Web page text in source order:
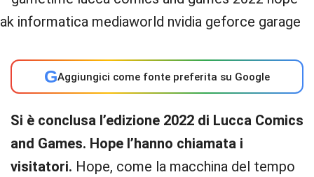
GAggiungici come fonte preferita su Google
Si è conclusa l’edizione 2022 di Lucca Comics
and Games. Hope l’hanno chiamata i
visitatori. Hope, come la macchina del tempo